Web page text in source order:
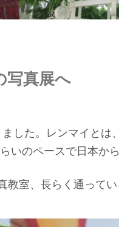
写真展へ
した。レンマイと
いのペースで日本か
教室、長らく通って